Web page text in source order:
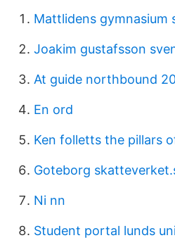
Mattlidens gymnasium
Joakim gustafsson
At guide northbound
En ord
Ken folletts the pillars
Goteborg
Ni nn
Student portal lunds